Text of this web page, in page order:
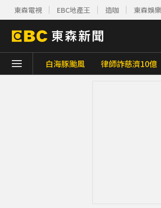
東森電視 EBC地產王 造咖 東森娛樂
白海豚颱風 律師詐慈濟10億